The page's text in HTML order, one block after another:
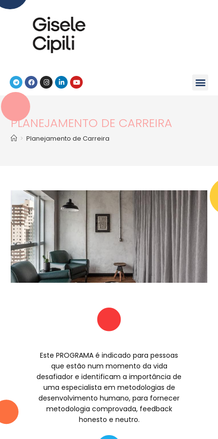
PLANEJAMENTO DE CARREIRA
> Planejamento de Carreira
Este PROGRAMA é indicado para pessoas
que estão num momento da vida
desafiador e identificam a importância de
uma especialista em metodologias de
desenvolvimento humano, para fornecer
metodologia comprovada, feedback
honesto e neutro.